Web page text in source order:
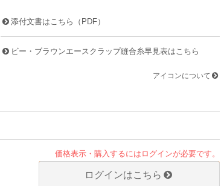
添付文書はこちら （PDF）
ビー・ブラウンエースクラップ縫合糸早見表はこちら
アイコンについて
価格表示・購入するにはログインが必要です。
ログインはこちら